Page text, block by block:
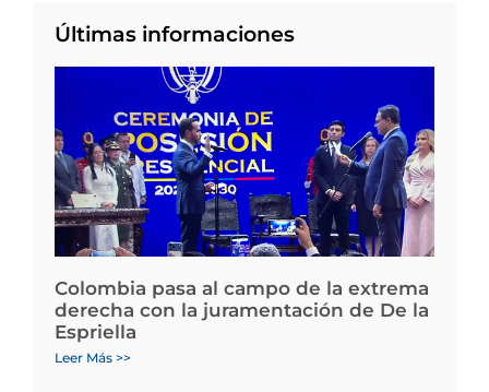
Últimas informaciones
Colombia pasa al campo de la extrema
derecha con la juramentación de De la
Espriella
Leer Más >>